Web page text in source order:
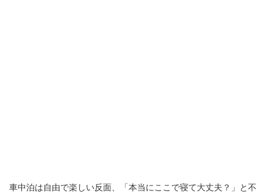
車中泊は自由で楽しい反面、「本当にここで寝て大丈夫？」と不